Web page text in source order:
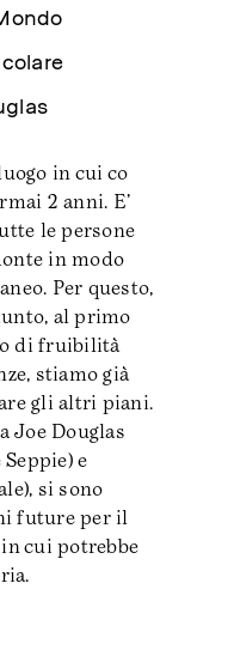
in cui co
2 anni. E’
le persone
in modo
Per questo,
al primo
di fruibilità
stiamo già
gli altri piani.
Joe Douglas
e
si sono
future per il
cui potrebbe
24
23
22